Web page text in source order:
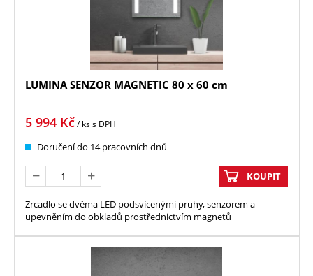
LUMINA SENZOR MAGNETIC 80 x 60 cm
5 994 Kč/ kss DPH
Doručení do 14 pracovních dnů
KOUPIT
Zrcadlo se dvěma LED podsvícenými pruhy, senzorem a
upevněním do obkladů prostřednictvím magnetů